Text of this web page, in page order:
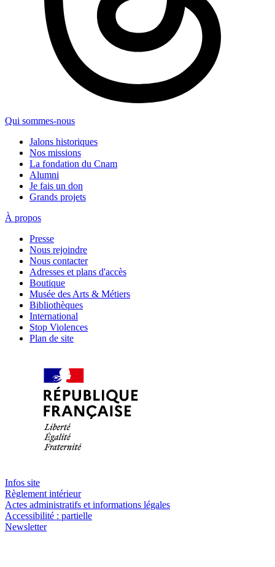
Qui sommes-nous
Jalons historiques
Nos missions
La fondation du Cnam
Alumni
Je fais un don
Grands projets
À propos
Presse
Nous rejoindre
Nous contacter
Adresses et plans d'accès
Boutique
Musée des Arts & Métiers
Bibliothèques
International
Stop Violences
Plan de site
Infos site
Règlement intérieur
Actes administratifs et informations légales
Accessibilité : partielle
Newsletter